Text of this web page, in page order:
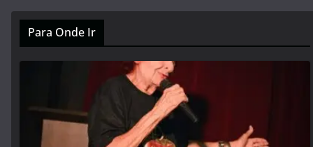
Para Onde Ir